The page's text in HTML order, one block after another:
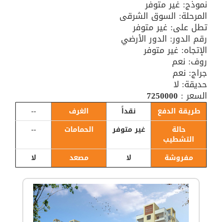
نموذج: غير متوفر
المرحلة: السوق الشرقى
تطل على: غير متوفر
رقم الدور: الدور الأرضي
الإتجاه: غير متوفر
روف: نعم
جراج: نعم
حديقة: لا
السعر : 7250000
طريقة الدفع نقداً الغرف
--
حالة
التشطيب
غير متوفر الحمامات --
مفروشة لا مصعد لا